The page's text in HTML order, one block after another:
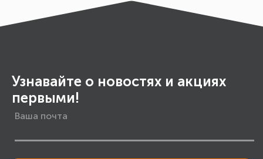
Узнавайте о новостях и акциях
первыми!